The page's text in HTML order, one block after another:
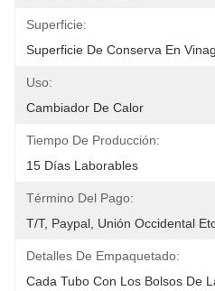
Superficie:
Superficie De Conserva En
Uso:
Cambiador De Calor
Tiempo De Producción:
15 Días Laborables
Término Del Pago:
T/T, Paypal, Unión Occidental
Detalles De Empaquetado:
Cada Tubo Con Los Bolsos De